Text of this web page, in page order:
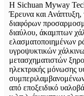
Η Sichuan Myway
Έρευνα και Ανάπτυξη,
διαφόρων
διαύλου, άκαμπτων
ελασματοποιημένων
υγροψυκτικών
μετασχηματιστών
ηλεκτρικής μόνωσης
από εποξειδικό